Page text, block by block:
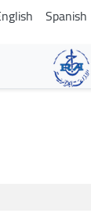
Aller
au
contenu
principal
Spanish